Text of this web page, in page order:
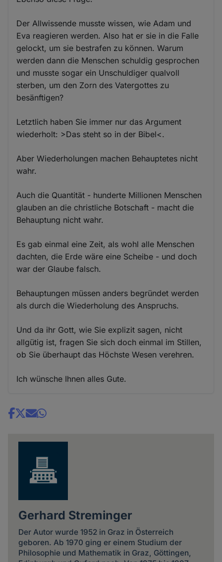
Der Allwissende musste wissen, wie Adam und
Eva reagieren werden. Also hat er sie in die Falle
gelockt, um sie bestrafen zu können. Warum
werden dann die Menschen schuldig gesprochen
und musste sogar ein Unschuldiger qualvoll
sterben, um den Zorn des Vatergottes zu
besänftigen?
Letztlich haben Sie immer nur das Argument
wiederholt: >Das steht so in der Bibel<.
Aber Wiederholungen machen Behauptetes nicht
wahr.
Auch die Quantität - hunderte Millionen Menschen
glauben an die christliche Botschaft - macht die
Behauptung nicht wahr.
Es gab einmal eine Zeit, als wohl alle Menschen
dachten, die Erde wäre eine Scheibe - und doch
war der Glaube falsch.
Behauptungen müssen anders begründet werden
als durch die Wiederholung des Anspruchs.
Und da ihr Gott, wie Sie explizit sagen, nicht
allgütig ist, fragen Sie sich doch einmal im Stillen,
ob Sie überhaupt das Höchste Wesen verehren.
Ich wünsche Ihnen alles Gute.
Share
Gerhard Streminger
Der Autor wurde 1952 in Graz in Österreich
geboren. Ab 1970 ging er einem Studium der
Philosophie und Mathematik in Graz, Göttingen,